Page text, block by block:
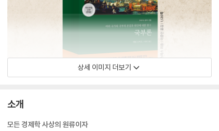
상세 이미지 더보기
소개
모든 경제학 사상의 원류이자